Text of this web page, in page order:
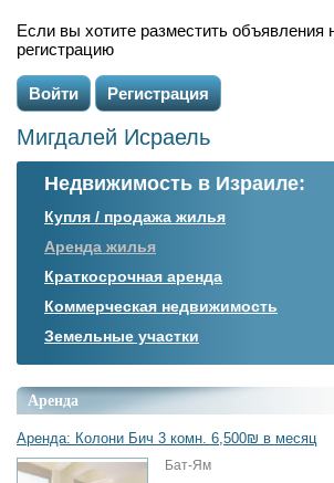
Если вы хотите разместить объявления
регистрацию
Войти Регистрация
Мигдалей Исраель
Недвижимость в Израиле:
Купля / продажа жилья
Аренда жилья
Краткосрочная аренда
Коммерческая недвижимость
Земельные участки
Аренда
Аренда: Колони Бич 3 комн. 6,500₪ в месяц
Бат-Ям